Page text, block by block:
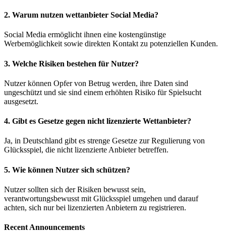
2. Warum nutzen wettanbieter Social Media?
Social Media ermöglicht ihnen eine kostengünstige
Werbemöglichkeit sowie direkten Kontakt zu potenziellen Kunden.
3. Welche Risiken bestehen für Nutzer?
Nutzer können Opfer von Betrug werden, ihre Daten sind
ungeschützt und sie sind einem erhöhten Risiko für Spielsucht
ausgesetzt.
4. Gibt es Gesetze gegen nicht lizenzierte Wettanbieter?
Ja, in Deutschland gibt es strenge Gesetze zur Regulierung von
Glücksspiel, die nicht lizenzierte Anbieter betreffen.
5. Wie können Nutzer sich schützen?
Nutzer sollten sich der Risiken bewusst sein,
verantwortungsbewusst mit Glücksspiel umgehen und darauf
achten, sich nur bei lizenzierten Anbietern zu registrieren.
Recent Announcements